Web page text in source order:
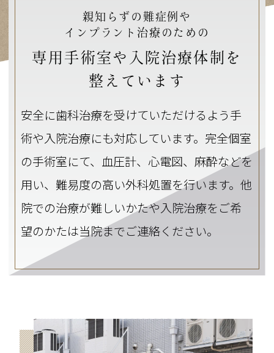
親知らずの難症例や
インプラント治療のための
専用手術室や入院治療体制を
整えています
安全に歯科治療を受けていただけるよう手
術や入院治療にも対応しています。完全個室
の手術室にて、血圧計、心電図、麻酔などを
用い、難易度の高い外科処置を行います。他
院での治療が難しいかたや入院治療をご希
望のかたは当院までご連絡ください。